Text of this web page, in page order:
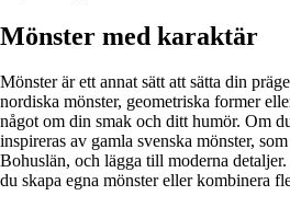
Mönster med karaktär
Mönster är ett annat sätt att sätta din
nordiska mönster, geometriska former
något om din smak och ditt humör. Om
inspireras av gamla svenska mönster,
Bohuslän, och lägga till moderna
du skapa egna mönster eller kombinera